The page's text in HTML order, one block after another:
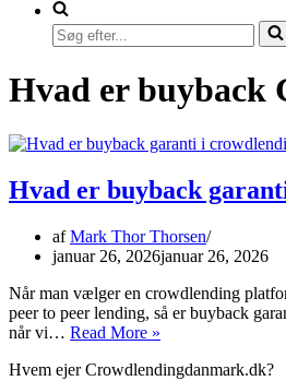
Søg
efter...
Hvad er buyback
Hvad er buyback
afMark Thor Thorsen
januar 26, 2026januar 26, 2026
Når man vælger en crowdlending
peer to peer lending, så er buyback
når vi… Read More »
buyback
Hvem ejer Crowdlendingdanmark.dk?